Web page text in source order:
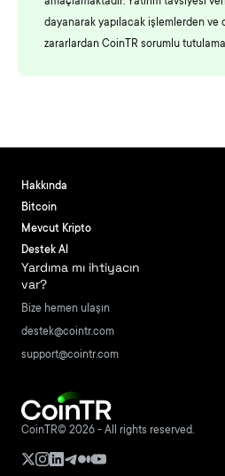
dayanarak yapılacak işlemlerden ve
zararlardan CoinTR sorumlu
Hakkında
Bitcoin
Mevcut Kripto
Destek Al
Yardıma mı ihtiyacın
var?
Bize hemen ulaşın
destek@cointr.com
support@cointr.com
CoinTR© 2026 - All rights reserved.